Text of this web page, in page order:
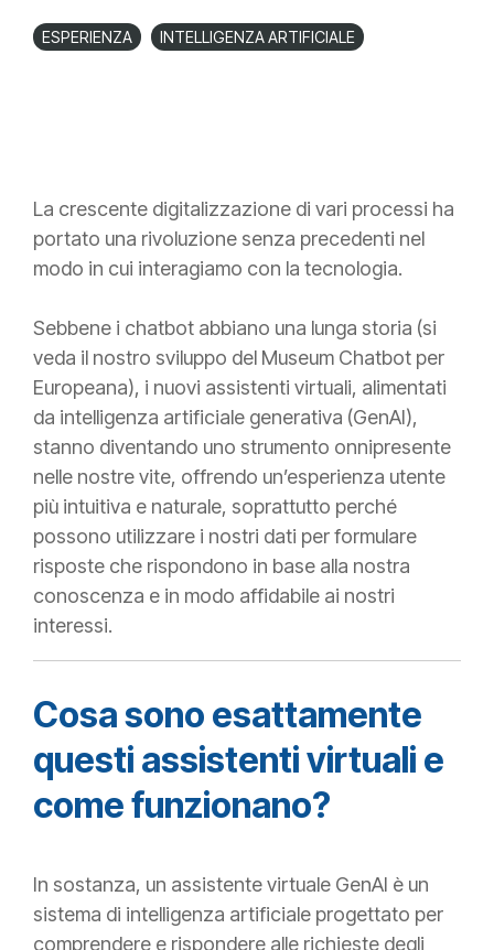
ESPERIENZA INTELLIGENZA ARTIFICIALE
La crescente digitalizzazione di vari processi ha
portato una rivoluzione senza precedenti nel
modo in cui interagiamo con la tecnologia.
Sebbene i chatbot abbiano una lunga storia (si
veda il nostro sviluppo del Museum Chatbot per
Europeana), i nuovi assistenti virtuali, alimentati
da intelligenza artificiale generativa (GenAI),
stanno diventando uno strumento onnipresente
nelle nostre vite, offrendo un’esperienza utente
più intuitiva e naturale, soprattutto perché
possono utilizzare i nostri dati per formulare
risposte che rispondono in base alla nostra
conoscenza e in modo affidabile ai nostri
interessi.
Cosa sono esattamente
questi assistenti virtuali e
come funzionano?
In sostanza, un assistente virtuale GenAI è un
sistema di intelligenza artificiale progettato per
comprendere e rispondere alle richieste degli